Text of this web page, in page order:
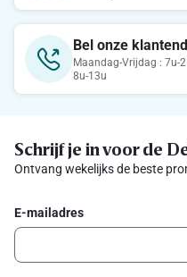
Bel onze
Maandag-Vrijdag : 7u-
8u-13u
Schrijf je in voor de
Ontvang wekelijks de beste
E-mailadres